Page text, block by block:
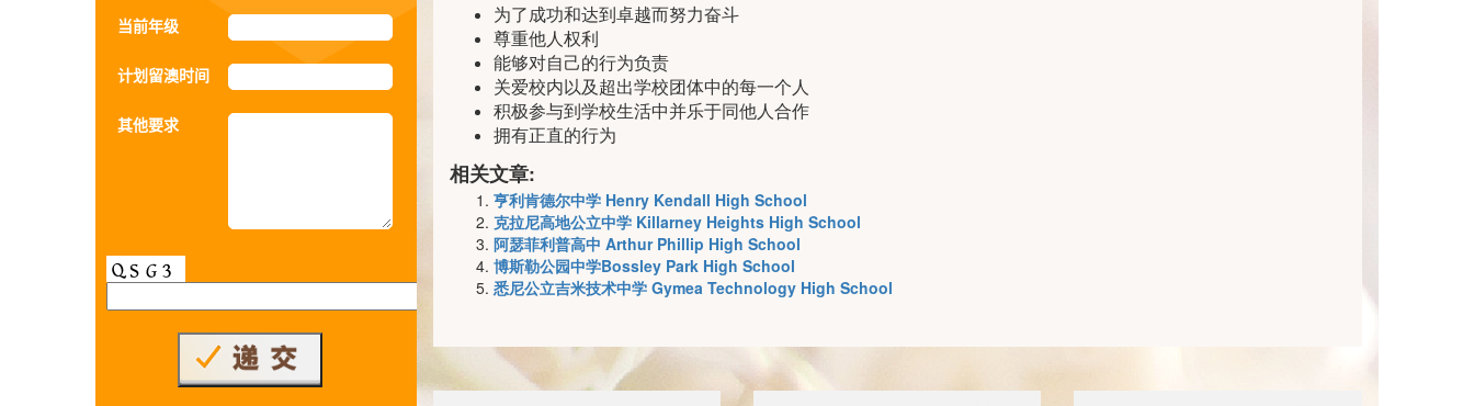
当前年级
计划留澳时间
其他要求
为了成功和达到卓越而努力奋斗
尊重他人权利
能够对自己的行为负责
关爱校内以及超出学校团体中的每一个人
积极参与到学校生活中并乐于同他人合作
拥有正直的行为
相关文章:
亨利肯德尔中学 Henry Kendall High School
克拉尼高地公立中学 Killarney Heights High School
阿瑟菲利普高中 Arthur Phillip High School
博斯勒公园中学Bossley Park High School
悉尼公立吉米技术中学 Gymea Technology High School